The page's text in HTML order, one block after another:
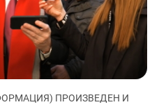
ЗА ПАЛЕСТИНУ
В ЧЕЧНЕ
АКТИВИСТОВ
И ПРОТЕСТЫ
ПРОИЗВЕДЕН И